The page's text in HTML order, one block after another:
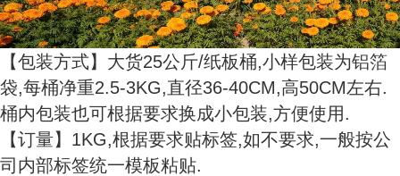
【包装方式】大货25公斤/纸板桶,小样包装为铝箔
袋,每桶净重2.5-3KG,直径36-40CM,高50CM左右.
桶内包装也可根据要求换成小包装,方便使用.
【订量】1KG,根据要求贴标签,如不要求,一般按公
司内部标签统一模板粘贴.